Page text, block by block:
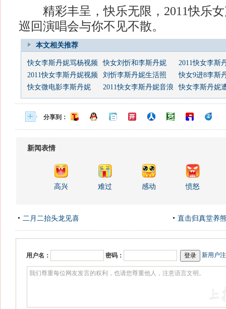
精彩丰呈，快乐无限，2011快乐女
巡回演唱会与你不见不散。
本文相关推荐
快女李斯丹妮骂杨视频 快女刘忻和李斯丹妮
2011快女李斯
2011快女李斯丹妮视频
刘忻李斯丹妮生活照
快女9进8李斯
快女微电影李斯丹妮
2011快女李斯丹妮音浪 快女李斯丹妮
分享到：
新闻表情
高兴 难过 感动 愤怒
二月二抬头龙见喜 直击归真堂养
用户名： 密码： 新用户